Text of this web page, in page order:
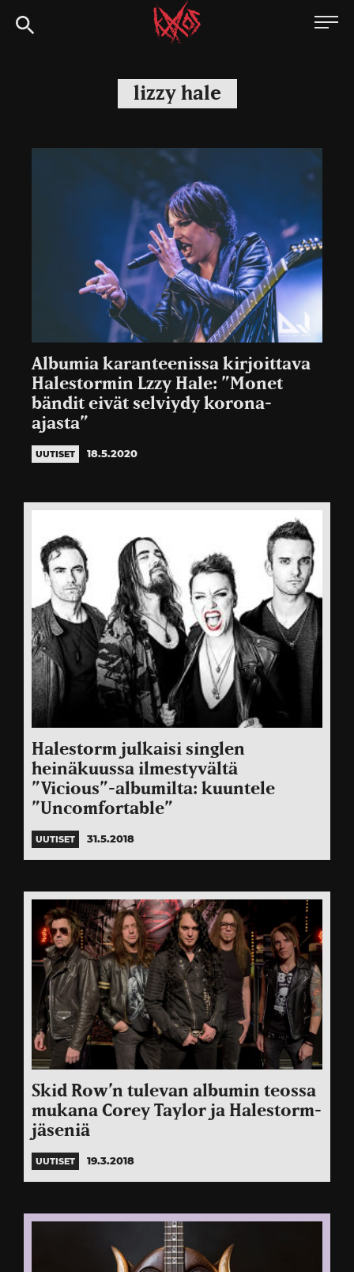
Siirry
suoraan
Kaaoszine
lizzy hale
Albumia karanteenissa kirjoittava
Halestormin Lzzy Hale: ”Monet
bändit eivät selviydy korona-
ajasta”
UUTISET 18.5.2020
Halestorm julkaisi singlen
heinäkuussa ilmestyvältä
”Vicious”-albumilta: kuuntele
”Uncomfortable”
UUTISET 31.5.2018
Skid Row’n tulevan albumin teossa
mukana Corey Taylor ja Halestorm-
jäseniä
UUTISET 19.3.2018